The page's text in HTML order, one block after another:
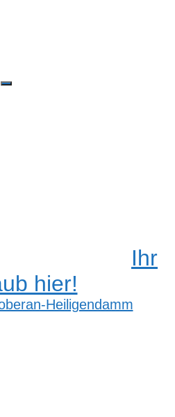
Suchen
Ihr
hier!
Heiligendamm